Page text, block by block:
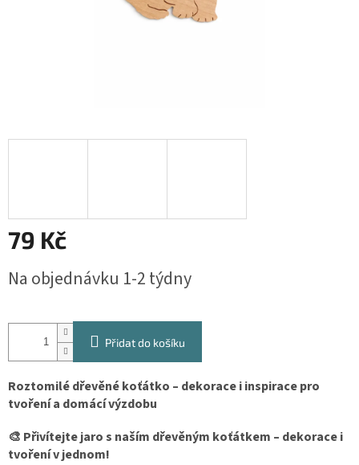
79 Kč
cena:
Na objednávku 1-2 týdny
Přidat do košíku
Roztomilé dřevěné koťátko – dekorace i inspirace pro
tvoření a domácí výzdobu
🎨 Přivítejte jaro s naším dřevěným koťátkem – dekorace i
tvoření v jednom!